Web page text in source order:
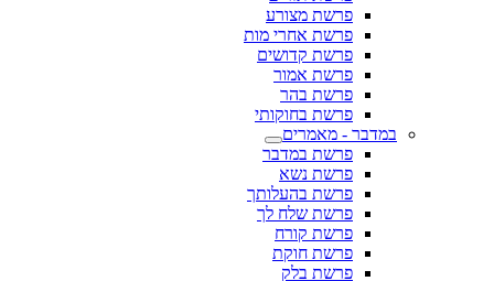
פרשת מצורע
פרשת אחרי מות
פרשת קדושים
פרשת אמור
פרשת בהר
פרשת בחוקותי
במדבר - מאמרים
פרשת במדבר
פרשת נשא
פרשת בהעלותך
פרשת שלח לך
פרשת קורח
פרשת חוקת
פרשת בלק